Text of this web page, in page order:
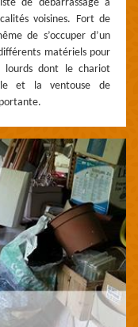
de débarrassage à
voisines. Fort de
de s’occuper d’un
matériels pour
lourds dont le chariot
et la ventouse de